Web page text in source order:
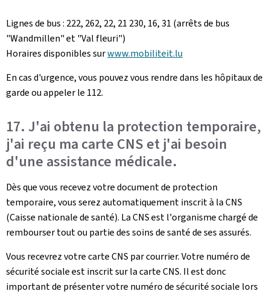
Lignes de bus : 222, 262, 22, 21 230, 16, 31 (arrêts de bus
"Wandmillen" et "Val fleuri")
Horaires disponibles surwww.mobiliteit.lu
En cas d'urgence, vous pouvez vous rendre dans les hôpitaux de
garde ou appeler le 112.
17. J'ai obtenu la protection temporaire,
j'ai reçu ma carte CNS et j'ai besoin
d'une assistance médicale.
Dès que vous recevez votre document de protection
temporaire, vous serez automatiquement inscrit à la CNS
(Caisse nationale de santé). La CNS est l'organisme chargé de
rembourser tout ou partie des soins de santé de ses assurés.
Vous recevrez votre carte CNS par courrier. Votre numéro de
sécurité sociale est inscrit sur la carte CNS. Il est donc
important de présenter votre numéro de sécurité sociale lors